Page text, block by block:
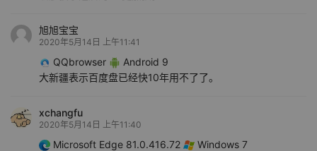
旭旭宝宝
2020年5月14日 上午11:41
QQbrowser
Android 9
大新疆表示百度盘已经快10年用不了了。
xchangfu
2020年5月14日 上午11:40
Microsoft Edge 81.0.416.72
Windows 7